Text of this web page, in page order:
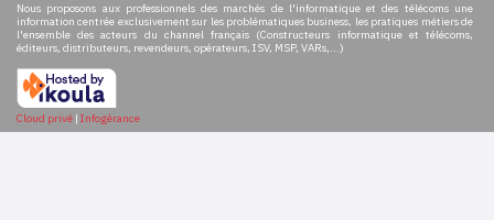
Nous proposons aux professionnels des marchés de l'informatique et des télécoms une
information centrée exclusivement sur les problématiques business, les pratiques métiers de
l'ensemble des acteurs du channel français (Constructeurs informatique et télécoms,
éditeurs, distributeurs, revendeurs, opérateurs, ISV, MSP, VARs,...)
Cloud privé | Infogérance